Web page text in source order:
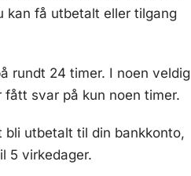
kan få utbetalt eller tilgang
rundt 24 timer. I noen veldig
svar på kun noen timer.
bli utbetalt til din bankkonto,
5 virkedager.